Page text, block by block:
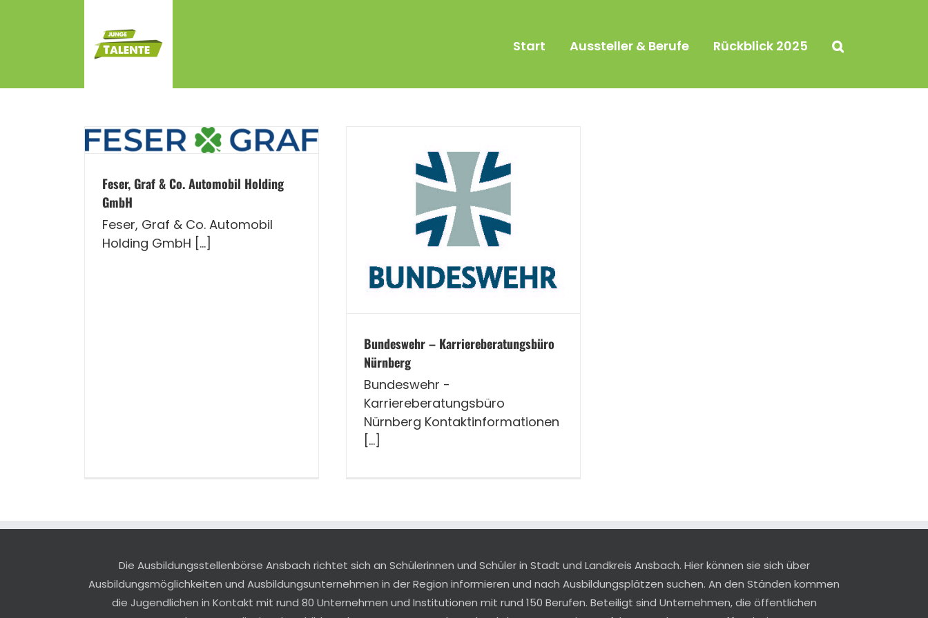
Start Aussteller & Berufe Rückblick 2025
Feser, Graf & Co. Automobil Holding
GmbH
Feser, Graf & Co. Automobil
Holding GmbH [...]
Bundeswehr – Karriereberatungsbüro
Nürnberg
Bundeswehr -
Karriereberatungsbüro
Nürnberg Kontaktinformationen
[...]
Die Ausbildungsstellenbörse Ansbach richtet sich an Schülerinnen und Schüler in Stadt und Landkreis Ansbach. Hier können sie sich über
Ausbildungsmöglichkeiten und Ausbildungsunternehmen in der Region informieren und nach Ausbildungsplätzen suchen. An den Ständen kommen
die Jugendlichen in Kontakt mit rund 80 Unternehmen und Institutionen mit rund 150 Berufen. Beteiligt sind Unternehmen, die öffentlichen